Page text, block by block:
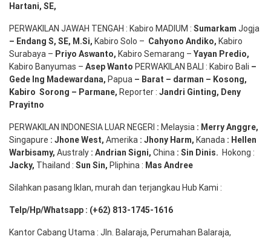
Hartani, SE,
PERWAKILAN JAWAH TENGAH : Kabiro MADIUM : Sumarkam Jogja
– Endang S, SE, M.Si, Kabiro Solo – Cahyono Andiko, Kabiro
Surabaya – Priyo Aswanto, Kabiro Semarang – Yayan Predio,
Kabiro Banyumas – AsepWanto PERWAKILAN BALI : Kabiro Bali –
Gede Ing Madewardana, Papua – Barat – darman – Kosong,
Kabiro Sorong – Parmane, Reporter : Jandri Ginting, Deny
Prayitno
PERWAKILAN INDONESIA LUAR NEGERI : Melaysia : MerryAnggre,
Singapure : JhoneWest, Amerika : Jhony Harm, Kanada : Hellen
Warbisamy, Australy : Andrian Signi, China : Sin Dinis. Hokong :
Jacky, Thailand : Sun Sin, Pliphina : Mas Andree
Silahkan pasang Iklan, murah dan terjangkau Hub Kami :
Telp/Hp/Whatsapp : (+62) 813-1745-1616
Kantor Cabang Utama : Jln. Balaraja, Perumahan Balaraja,